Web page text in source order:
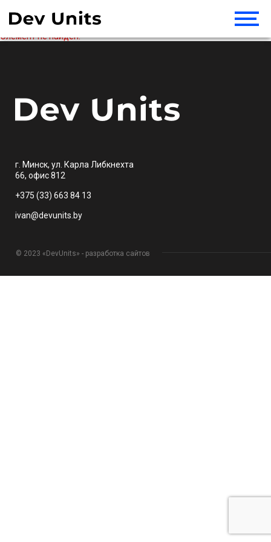
Элемент не найден!
г. Минск, ул. Карла Либкнехта
66, офис 812
+375 (33) 663 84 13
ivan@devunits.by
© 2023 «DevUnits» - разработка сайтов